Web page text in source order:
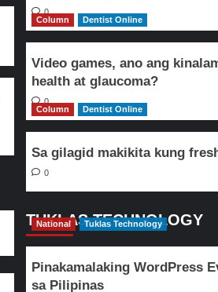
0
Column
Dentist Online
Video games, ano ang
health at glaucoma?
0
Column
Dentist Online
Sa gilagid makikita kung
0
TUKLAS TECHNOLOGY
National Tuklas Technology
Pinakamalaking WordPress
sa Pilipinas